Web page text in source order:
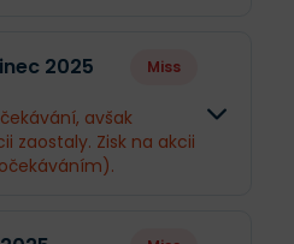
mil. $172,4 mil.
2025 Miss
avšak
zaostaly. Zisk na akcii